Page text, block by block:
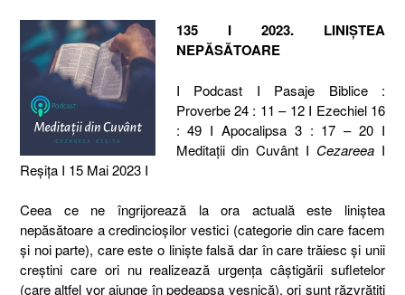
135 I 2023. LINIȘTEA
NEPĂSĂTOARE
I Podcast I Pasaje Biblice :
Proverbe 24 : 11 – 12 I Ezechiel 16
: 49 I Apocalipsa 3 : 17 – 20 I
Meditaţii din Cuvânt I Cezareea I
Reşiţa I 15 Mai 2023 I
Ceea ce ne îngrijorează la ora actuală este liniştea
nepăsătoare a credincioşilor vestici (categorie din care facem
și noi parte), care este o liniște falsă dar în care trăiesc și unii
creștini care ori nu realizează urgența câștigării sufletelor
(care altfel vor ajunge în pedeapsa veșnică), ori sunt răzvrătiţi